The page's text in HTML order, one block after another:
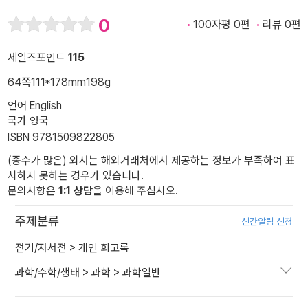
0 100자평 0편 리뷰 0편
세일즈포인트 115
64쪽111*178mm198g
언어 English
국가 영국
ISBN 9781509822805
(종수가 많은) 외서는 해외거래처에서 제공하는 정보가 부족하여 표
시하지 못하는 경우가 있습니다.
문의사항은 1:1 상담을 이용해 주십시오.
주제분류 신간알림 신청
전기/자서전 > 개인 회고록
과학/수학/생태 > 과학 > 과학일반